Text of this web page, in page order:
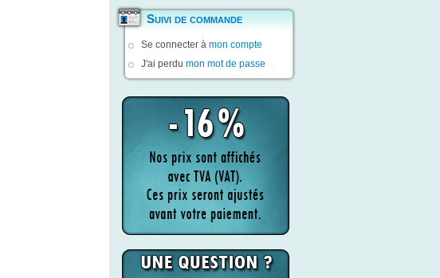
Suivi de commande
Se connecter à mon compte
J'ai perdu mon mot de passe